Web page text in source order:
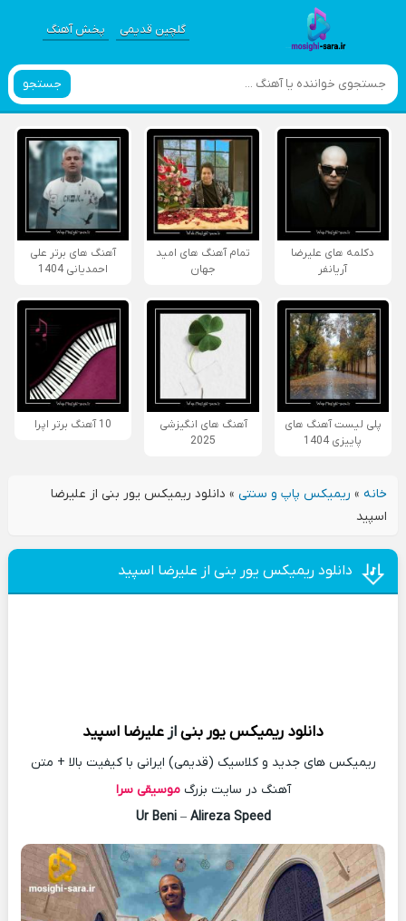
گلچین قدیمی پخش آهنگ
جستجو
دکلمه های علیرضا
آریانفر
تمام آهنگ های امید
جهان
آهنگ های برتر علی
احمدیانی 1404
پلی لیست آهنگ های
پاییزی 1404
آهنگ های انگیزشی
2025
10 آهنگ برتر اپرا
خانه» ریمیکس پاپ و سنتی» دانلود ریمیکس یور بنی از علیرضا
اسپید
دانلود ریمیکس یور بنی از علیرضا اسپید
دانلود ریمیکسیور بنیازعلیرضا اسپید
ریمیکس های جدید و کلاسیک (قدیمی) ایرانی با کیفیت بالا + متن
آهنگ در سایت بزرگموسیقی سرا
Ur Beni– Alireza Speed